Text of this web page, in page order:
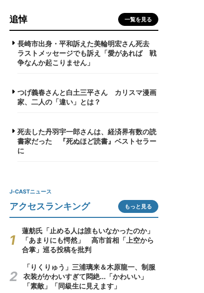
追悼 一覧を見る
長崎市出身・平和訴えた美輪明宏さん死去
ラストメッセージでも訴え「愛があれば 戦
争なんか起こりません」
つげ義春さんと白土三平さん カリスマ漫画
家、二人の「違い」とは？
死去した丹羽宇一郎さんは、経済界有数の読
書家だった 『死ぬほど読書』ベストセラー
に
J-CASTニュース
アクセスランキング もっと見る
蓮舫氏「止める人は誰もいなかったのか」
「あまりにも愕然」 高市首相「上空から
合掌」巡る投稿を批判
「りくりゅう」三浦璃来＆木原龍一、制服
衣装がかわいすぎて悶絶...「かわいい」
「素敵」「同級生に見えます」